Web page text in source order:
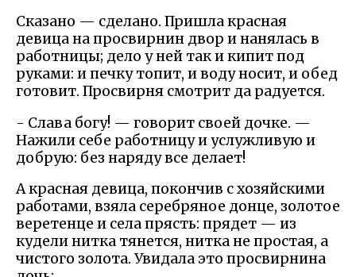
Сказано — сделано. Пришла красная
девица на просвирнин двор и нанялась в
работницы; дело у ней так и кипит под
руками: и печку топит, и воду носит, и обед
готовит. Просвирня смотрит да радуется.
- Слава богу! — говорит своей дочке. —
Нажили себе работницу и услужливую и
добрую: без наряду все делает!
А красная девица, покончив с хозяйскими
работами, взяла серебряное донце, золотое
веретенце и села прясть: прядет — из
кудели нитка тянется, нитка не простая, а
чистого золота. Увидала это просвирнина